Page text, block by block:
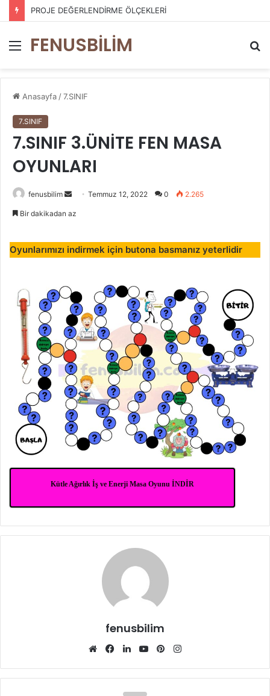
PROJE DEĞERLENDİRME ÖLÇEKLERİ
Menü
FENUSBİLİM
...
Anasayfa /7.SINIF
7.SINIF
7.SINIF 3.ÜNİTE FEN MASA
OYUNLARI
fenusbilim
Bir
Temmuz 12, 2022 0 2.265
Bir dakikadan az
Oyunlarımızı indirmek için butona basmanız yeterlidir
Kütle Ağırlık İş ve Enerji Masa Oyunu İNDİR
fenusbilim
Web
Facebook
LinkedInYouTubePinterest